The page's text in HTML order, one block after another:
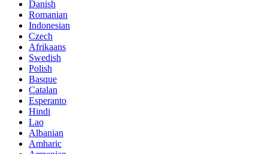
Romanian
Indonesian
Czech
Afrikaans
Swedish
Polish
Basque
Catalan
Esperanto
Hindi
Lao
Albanian
Amharic
Armenian